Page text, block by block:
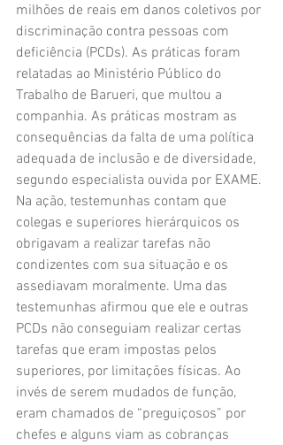
milhões de reais em danos coletivos por
discriminação contra pessoas com
deficiência (PCDs). As práticas foram
relatadas ao Ministério Público do
Trabalho de Barueri, que multou a
companhia. As práticas mostram as
consequências da falta de uma política
adequada de inclusão e de diversidade,
segundo especialista ouvida por EXAME.
Na ação, testemunhas contam que
colegas e superiores hierárquicos os
obrigavam a realizar tarefas não
condizentes com sua situação e os
assediavam moralmente. Uma das
testemunhas afirmou que ele e outras
PCDs não conseguiam realizar certas
tarefas que eram impostas pelos
superiores, por limitações físicas. Ao
invés de serem mudados de função,
eram chamados de “preguiçosos” por
chefes e alguns viam as cobranças